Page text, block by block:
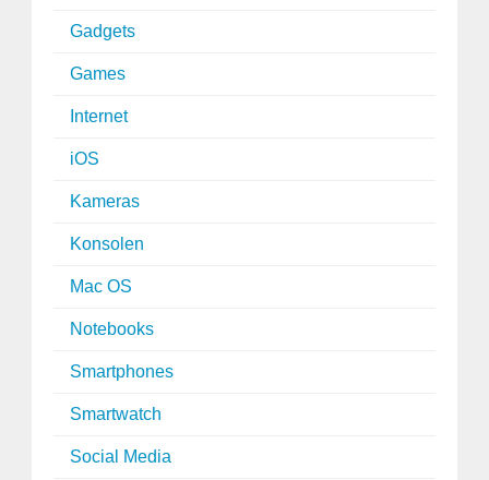
Gadgets
Games
Internet
iOS
Kameras
Konsolen
Mac OS
Notebooks
Smartphones
Smartwatch
Social Media